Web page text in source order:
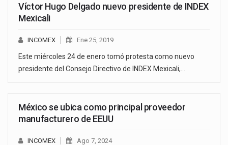
Víctor Hugo Delgado nuevo presidente de INDEX
Mexicali
INCOMEX Ene 25, 2019
Este miércoles 24 de enero tomó protesta como nuevo
presidente del Consejo Directivo de INDEX Mexicali,…
México se ubica como principal proveedor
manufacturero de EEUU
INCOMEX Ago 7, 2024